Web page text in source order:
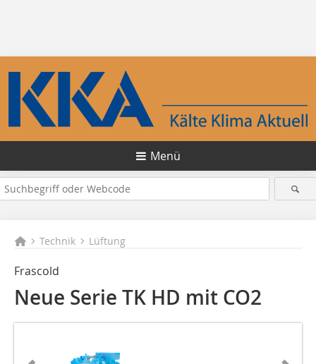
Menü
Technik Lüftung
Frascold
Neue Serie TK HD mit CO2